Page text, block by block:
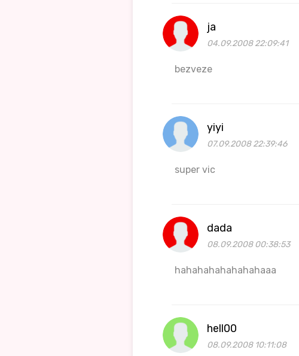
ja
04.09.2008 22:09:41
bezveze
yiyi
07.09.2008 22:39:46
super vic
dada
08.09.2008 00:38:53
hahahahahahahahaaa
hell00
08.09.2008 10:11:08